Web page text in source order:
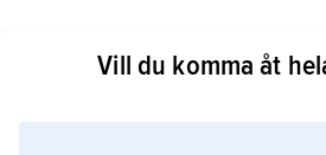
Vill du komma åt